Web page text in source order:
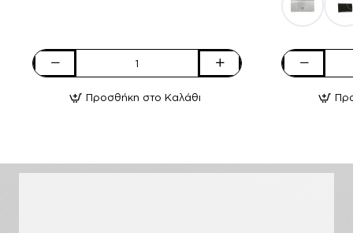
Pierro
Φάκελος Προσθήκη στο Καλάθι
Pierro
Φάκελος